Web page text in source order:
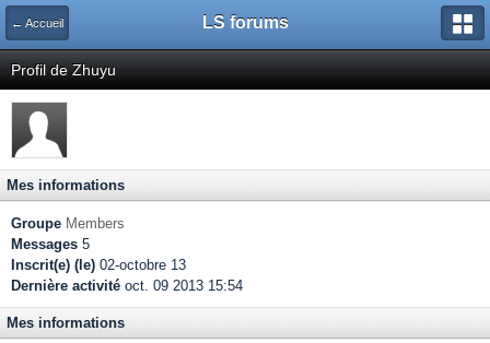
← Accueil LS forums
Profil de Zhuyu
Mes informations
Groupe Members
Messages 5
Inscrit(e) (le) 02-octobre 13
Dernière activité oct. 09 2013 15:54
Mes informations